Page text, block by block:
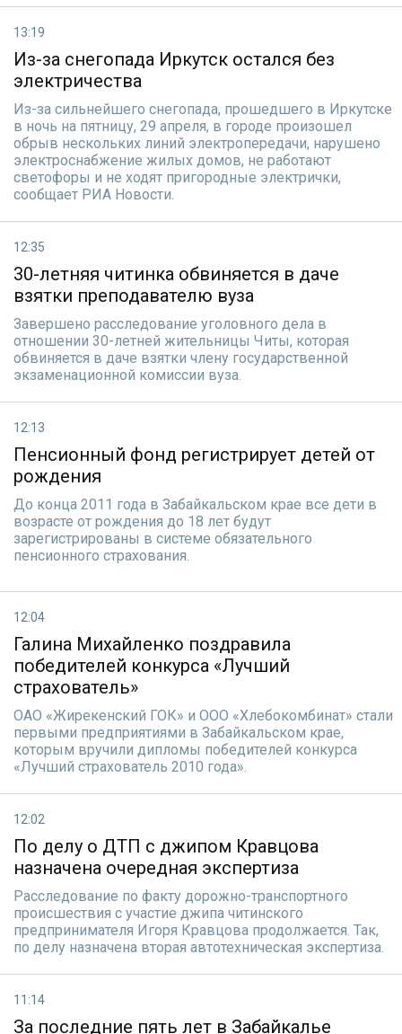
13:19
Из-за снегопада Иркутск остался без
электричества
Из-за сильнейшего снегопада, прошедшего в Иркутске
в ночь на пятницу, 29 апреля, в городе произошел
обрыв нескольких линий электропередачи, нарушено
электроснабжение жилых домов, не работают
светофоры и не ходят пригородные электрички,
сообщает РИА Новости.
12:35
30-летняя читинка обвиняется в даче
взятки преподавателю вуза
Завершено расследование уголовного дела в
отношении 30-летней жительницы Читы, которая
обвиняется в даче взятки члену государственной
экзаменационной комиссии вуза.
12:13
Пенсионный фонд регистрирует детей от
рождения
До конца 2011 года в Забайкальском крае все дети в
возрасте от рождения до 18 лет будут
зарегистрированы в системе обязательного
пенсионного страхования.
12:04
Галина Михайленко поздравила
победителей конкурса «Лучший
страхователь»
ОАО «Жирекенский ГОК» и ООО «Хлебокомбинат» стали
первыми предприятиями в Забайкальском крае,
которым вручили дипломы победителей конкурса
«Лучший страхователь 2010 года».
12:02
По делу о ДТП с джипом Кравцова
назначена очередная экспертиза
Расследование по факту дорожно-транспортного
происшествия с участие джипа читинского
предпринимателя Игоря Кравцова продолжается. Так,
по делу назначена вторая автотехническая экспертиза.
11:14
За последние пять лет в Забайкалье